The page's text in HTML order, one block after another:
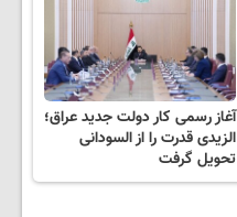
آغاز رسمی کار دولت جدید عراق؛
الزیدی قدرت را از السودانی
تحویل گرفت